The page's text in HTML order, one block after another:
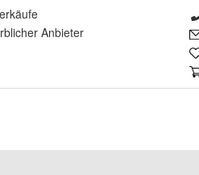
er Anbieter